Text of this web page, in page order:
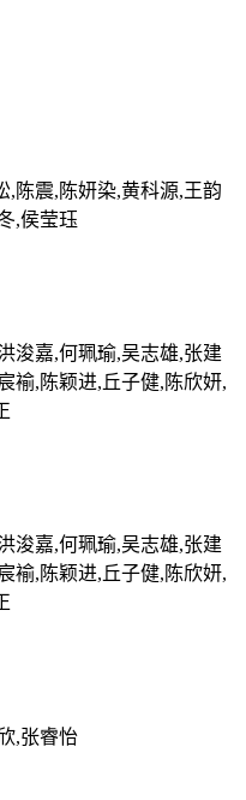
,陈震,陈妍染,黄科源,王韵
,侯莹珏
浚嘉,何珮瑜,吴志雄,张建
褕,陈颖进,丘子健,陈欣妍,
浚嘉,何珮瑜,吴志雄,张建
褕,陈颖进,丘子健,陈欣妍,
,张睿怡